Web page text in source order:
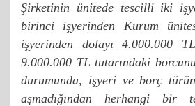
Şirketinin ünitede tescilli iki
birinci işyerinden Kurum
işyerinden dolayı 4.000.000
9.000.000 TL tutarındaki
durumunda, işyeri ve borç
aşmadığından herhangi bir